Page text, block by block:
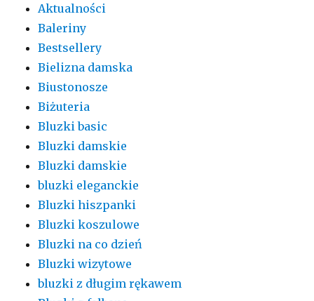
Aktualności
Baleriny
Bestsellery
Bielizna damska
Biustonosze
Biżuteria
Bluzki basic
Bluzki damskie
Bluzki damskie
bluzki eleganckie
Bluzki hiszpanki
Bluzki koszulowe
Bluzki na co dzień
Bluzki wizytowe
bluzki z długim rękawem